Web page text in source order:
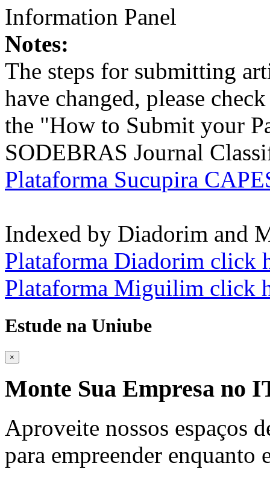
Information Panel
Notes:
The steps for submitting
have changed, please
the "How to Submit your
SODEBRAS Journal
Plataforma Sucupira
Indexed by Diadorim and
Plataforma Diadorim click
Plataforma Miguilim click
Estude na Uniube
×
Monte Sua Empresa no
Aproveite nossos espaços
para empreender enquanto